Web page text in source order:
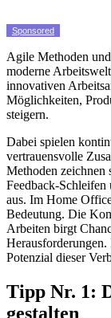
Sponsored
Agile Methoden
moderne
innovativen
Möglichkeiten,
steigern.
Dabei spielen
vertrauensvolle
Methoden zeichnen
Feedback-Schleifen
aus. Im Home
Bedeutung. Die
Arbeiten birgt
Potenzial dieser
Tipp Nr. 1:
gestalten